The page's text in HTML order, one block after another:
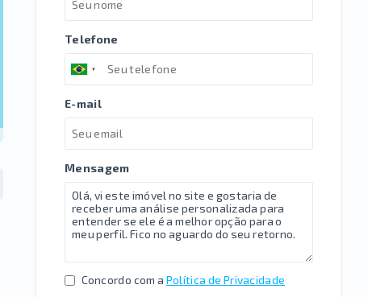
Telefone
E-mail
Mensagem
Concordo com a Política de Privacidade